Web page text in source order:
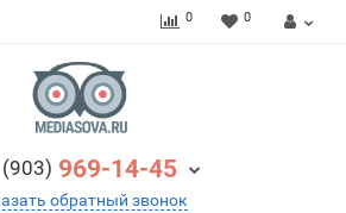
0 0
969-14-45
обратный звонок